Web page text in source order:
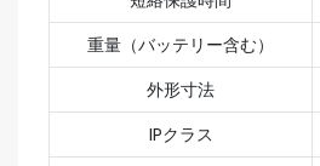
重量（バッテリー含む）
外形寸法
IPクラス